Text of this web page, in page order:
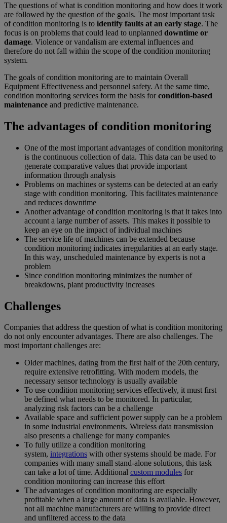
The questions of what is condition monitoring and how does it work
are followed by the question of the goals. The most important task
of condition monitoring is to identify faults at an early stage. The
focus is on problems that could lead to unplanned downtime or
damage. Violence or vandalism are external influences and
therefore do not fall within the scope of the condition monitoring
system.
The goals of condition monitoring are to maintain Overall
Equipment Effectiveness and personnel safety. At the same time,
condition monitoring services form the basis forcondition-based
maintenance and predictive maintenance.
The advantages of condition monitoring
One of the most important advantages of condition monitoring
is the continuous collection of data. This data can be used to
generate comparative values that provide important
information through analysis
Problems on machines or systems can be detected at an early
stage with condition monitoring. This facilitates maintenance
and reduces downtime
Another advantage of condition monitoring is that it takes into
account a large number of assets. This makes it possible to
keep an eye on the impact of individual machines
The service life of machines can be extended because
condition monitoring indicates irregularities at an early stage.
In this way, unscheduled maintenance by experts is not a
problem
Since condition monitoring minimizes the number of
breakdowns, plant productivity increases
Challenges
Companies that address the question of what is condition monitoring
do not only encounter advantages. There are also challenges. The
most important challenges are:
Older machines, dating from the first half of the 20th century,
require extensive retrofitting. With modern models, the
necessary sensor technology is usually available
To use condition monitoring services effectively, it must first
be defined what needs to be monitored. In particular,
analyzing risk factors can be a challenge
Available space and sufficient power supply can be a problem
in some industrial environments. Wireless data transmission
also presents a challenge for many companies
To fully utilize a condition monitoring
system, integrations with other systems should be made. For
companies with many small stand-alone solutions, this task
can take a lot of time. Additional custom modules for
condition monitoring can increase this effort
The advantages of condition monitoring are especially
profitable when a large amount of data is available. However,
not all machine manufacturers are willing to provide direct
and unfiltered access to the data